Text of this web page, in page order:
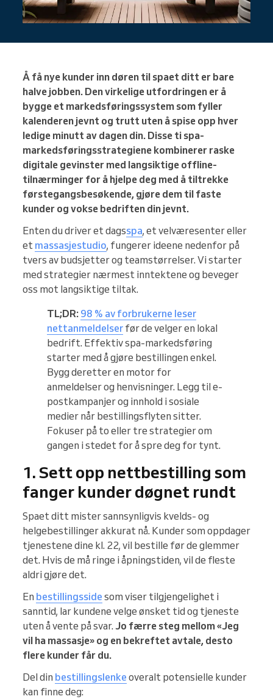
Å få nye kunder inn døren til spaet ditt er bare
halve jobben. Den virkelige utfordringen er å
bygge et markedsføringssystem som fyller
kalenderen jevnt og trutt uten å spise opp hver
ledige minutt av dagen din. Disse ti spa-
markedsføringsstrategiene kombinerer raske
digitale gevinster med langsiktige offline-
tilnærminger for å hjelpe deg med å tiltrekke
førstegangsbesøkende, gjøre dem til faste
kunder og vokse bedriften din jevnt.
Enten du driver et dagsspa, et velværesenter eller
et massasjestudio, fungerer ideene nedenfor på
tvers av budsjetter og teamstørrelser. Vi starter
med strategier nærmest inntektene og beveger
oss mot langsiktige tiltak.
TL;DR: 98 % av forbrukerne leser
nettanmeldelser før de velger en lokal
bedrift. Effektiv spa-markedsføring
starter med å gjøre bestillingen enkel.
Bygg deretter en motor for
anmeldelser og henvisninger. Legg til e-
postkampanjer og innhold i sosiale
medier når bestillingsflyten sitter.
Fokuser på to eller tre strategier om
gangen i stedet for å spre deg for tynt.
1. Sett opp nettbestilling som
fanger kunder døgnet rundt
Spaet ditt mister sannsynligvis kvelds- og
helgebestillinger akkurat nå. Kunder som oppdager
tjenestene dine kl. 22, vil bestille før de glemmer
det. Hvis de må ringe i åpningstiden, vil de fleste
aldri gjøre det.
En bestillingsside som viser tilgjengelighet i
sanntid, lar kundene velge ønsket tid og tjeneste
uten å vente på svar. Jo færre steg mellom «Jeg
vil ha massasje» og en bekreftet avtale, desto
flere kunder får du.
Del din bestillingslenke overalt potensielle kunder
kan finne deg: